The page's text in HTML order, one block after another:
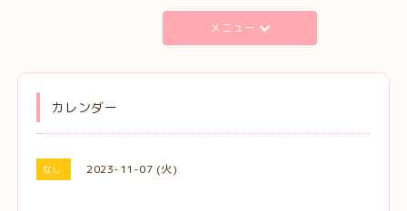
メニュー
カレンダー
なし 2023-11-07 (火)